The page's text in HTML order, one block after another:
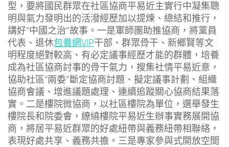
型，要將國民群眾在社區協商平易近主實行中凝集聰
明與氣力發明出的活潑經歷加以提煉、總結和推行，
講好“中國之治”故事。一是軍師團助推協商，將黨員
代表、退休包養網VIP干部、群眾骨干、新鄉賢等文
明程度絕對較高、有必定議事經歷才能的群體，培養
成為社區協商討事的骨干氣力，搜集社情平易近意，
協助社區“兩委”斷定協商討題、擬定議事計劃、組織
協商會議、增進議題處理、連續追蹤關心協商結果落
實。二是樓院微協商，以社區樓院為單位，選舉發生
樓院長和院委會，繚繞樓院平易近生辦事實務展開協
商，將居平易近群眾的好處紐帶與義務紐帶相聯絡，
表現好處共享、義務共擔。三是專家參與式開放空間